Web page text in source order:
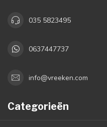
035 5823495
0637447737
info@vreeken.com
Categorieën